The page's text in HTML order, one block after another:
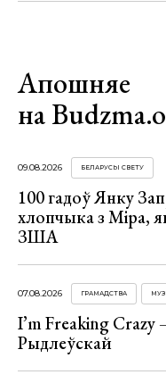
Апошняе
на
09.08.2026 БЕЛАРУСЫ СВЕТУ
100 гадоў Янку
хлопчыка з Міра,
ЗША
07.08.2026 ГРАМАДСТВА
I’m Freaking Crazy
Рыдлеўскай